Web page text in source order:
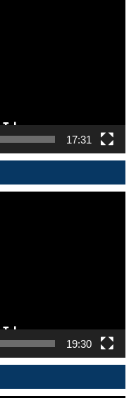
17:31
19:30